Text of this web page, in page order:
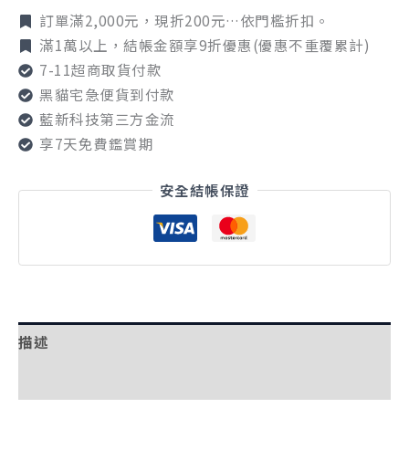
訂單滿2,000元，現折200元…依門檻折扣。
滿1萬以上，結帳金額享9折優惠(優惠不重覆累計)
7-11超商取貨付款
黑貓宅急便貨到付款
藍新科技第三方金流
享7天免費鑑賞期
安全結帳保證
描述